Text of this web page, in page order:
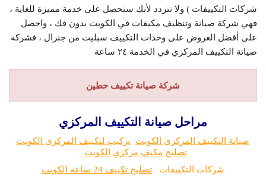
شركات التكييفات ) ولا تتردد لأنك ستحصل على خدمة مميزة للغاية ،
فهي شركة صيانة وتنظيف مكيفات في الكويت بدون فك ، واحصل
على أفضل العروض على وحدات التكييف سبليت من جنرال ، فشركة
صيانة التكييف المركزي في الخدمة ٢٤ ساعة
شركة صيانة تكييف حطين
مراحل صيانة التكييف المركزي
صيانة التكييف المركزي الكويت تركيب لتكييف المركزي الكويت
تصليح مكيف مركزي الكويت
شركات التكييفات
تصليح تكييف 24 ساعة الكويت